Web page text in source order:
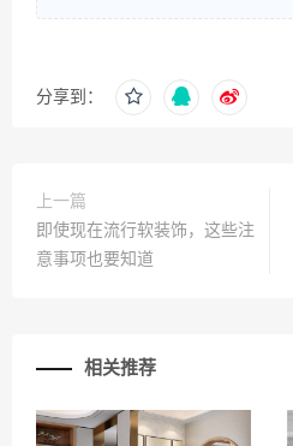
分享到：
上一篇
即使现在流行软装饰，这些注
意事项也要知道
相关推荐